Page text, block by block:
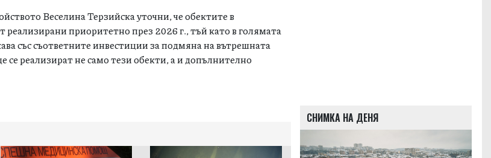
Веселина Терзийска уточни, че обектите в
реализирани приоритетно през 2026 г., тъй като в голямата
със съответните инвестиции за подмяна на вътрешната
реализират не само тези обекти, а и допълнително
СНИМКА НА ДЕНЯ